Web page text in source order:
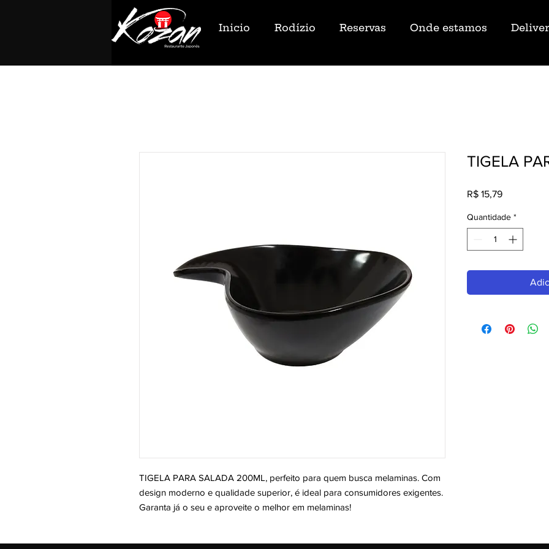
Inicio Rodízio Reservas Onde estamos
TIGELA PARA SALADA 200ML, perfeito para quem busca melaminas. Com
design moderno e qualidade superior, é ideal para consumidores exigentes.
Garanta já o seu e aproveite o melhor em melaminas!
TIGELA
R$ 15,79Preço
Quantidade *